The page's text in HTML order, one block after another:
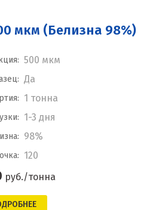
мкм (Белизна 98%)
500 мкм
Да
1 тонна
1-3 дня
98%
120
руб./тонна